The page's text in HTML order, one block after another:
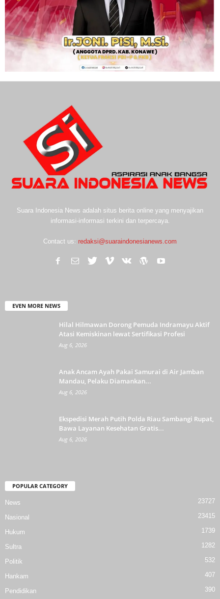
Suara Indonesia News adalah situs berita online yang menyajikan
informasi-informasi terkini dan terpercaya.
Contact us: redaksi@suaraindonesianews.com
EVEN MORE NEWS
Hilal Hilmawan Dorong Pemuda Indramayu Aktif
Atasi Kemiskinan lewat Sertifikasi Profesi
Aug 6, 2026
Anak Ancam Ayah Pakai Samurai di Air Jamban
Mandau, Pelaku Diamankan...
Aug 6, 2026
Ekspedisi Merah Putih Polda Riau Sambangi Rupat,
Bawa Layanan Kesehatan Gratis...
Aug 6, 2026
POPULAR CATEGORY
News 23727
Nasional 23415
Hukum 1739
Sultra 1282
Politik 532
Hankam 407
Pendidikan 390